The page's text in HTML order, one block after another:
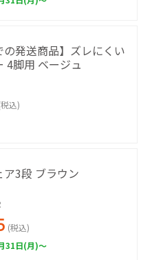
の発送商品】ズレにくい
4脚用 ベージュ
込)
ア3段 ブラウン
(税込)
31日(月)～